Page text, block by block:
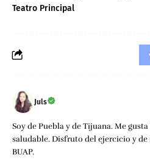
Teatro Principal
Juls
Soy de Puebla y de Tijuana. Me
saludable. Disfruto del ejercicio y
BUAP.